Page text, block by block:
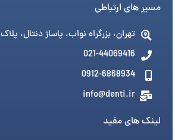
مسیر های ارتباطی
تهران، بزرگراه نواب، پاساژ دنتال، پلاک 128
021-44069416
0912-6868934
info@denti.ir
لینک های مفید